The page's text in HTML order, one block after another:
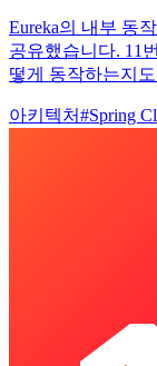
Eureka의 내부 동
공유했습니다. 11
떻게 동작하는지
아키텍처#Spring